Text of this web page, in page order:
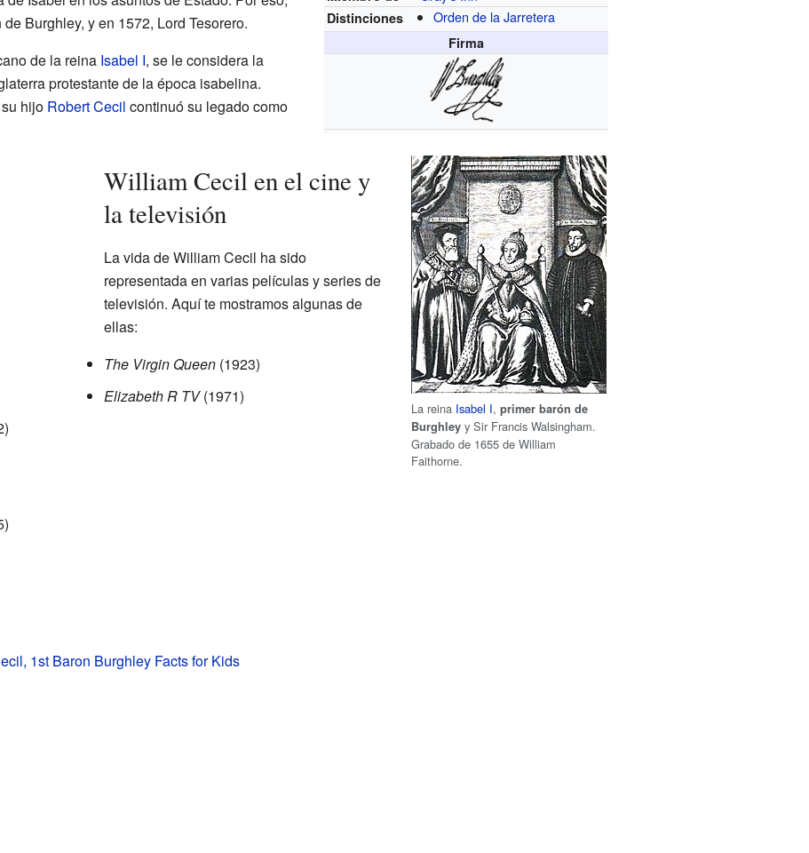
Distinciones Orden de la Jarretera
Firma
La reina Isabel I,primer barón de
Burghley y Sir Francis Walsingham.
Grabado de 1655 de William
Faithorne.
Burghley, y en 1572, Lord Tesorero.
de la reina Isabel I, se le considera la
protestante de la época isabelina.
hijo Robert Cecil continuó su legado como
William Cecil en el cine y
la televisión
La vida de William Cecil ha sido
representada en varias películas y series de
televisión. Aquí te mostramos algunas de
ellas:
The Virgin Queen(1923)
Elizabeth R TV(1971)
1st Baron Burghley Facts for Kids